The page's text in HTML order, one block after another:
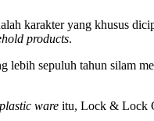
karakter yang khusus
products.
sepuluh tahun silam
plastic ware itu, Lock & Lock